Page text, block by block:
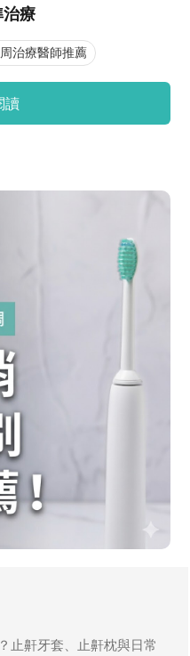
療
治療醫師推薦
讀
止鼾牙套、止鼾枕與日常